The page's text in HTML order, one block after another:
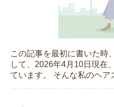
この記事を最初に書いた時
して、2026年4月10日現在
ています。 そんな私のヘア